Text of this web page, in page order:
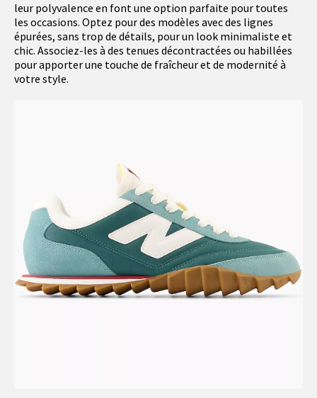
leur polyvalence en font une option parfaite pour toutes
les occasions. Optez pour des modèles avec des lignes
épurées, sans trop de détails, pour un look minimaliste et
chic. Associez-les à des tenues décontractées ou habillées
pour apporter une touche de fraîcheur et de modernité à
votre style.